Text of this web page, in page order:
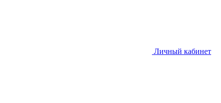
Личный кабинет